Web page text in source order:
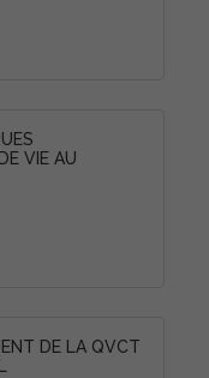
VIE AU
DE LA QVCT